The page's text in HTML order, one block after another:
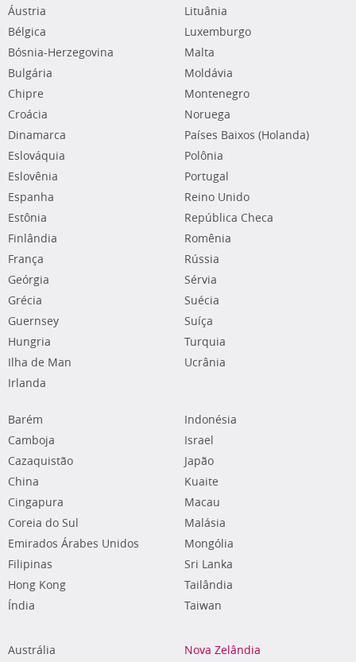
Áustria
Bélgica
Bósnia-Herzegovina
Bulgária
Chipre
Croácia
Dinamarca
Eslováquia
Eslovênia
Espanha
Estônia
Finlândia
França
Geórgia
Grécia
Guernsey
Hungria
Ilha de Man
Irlanda
Lituânia
Luxemburgo
Malta
Moldávia
Montenegro
Noruega
Países Baixos (Holanda)
Polônia
Portugal
Reino Unido
República Checa
Romênia
Rússia
Sérvia
Suécia
Suíça
Turquia
Ucrânia
Barém
Camboja
Cazaquistão
China
Cingapura
Coreia do Sul
Emirados Árabes Unidos
Filipinas
Hong Kong
Índia
Indonésia
Israel
Japão
Kuaite
Macau
Malásia
Mongólia
Sri Lanka
Tailândia
Taiwan
Austrália
Nova Zelândia